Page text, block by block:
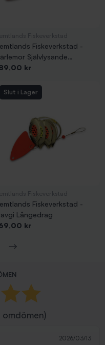
Fiskeverkstad -
Självlysande
kr
Slut i Lager
Fiskeverkstad -
Långedrag
kr
omdömen)
2026/03/13